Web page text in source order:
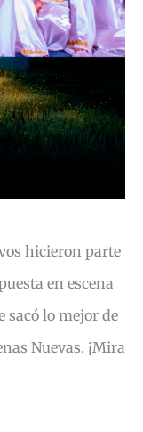
hicieron parte
en escena
sacó lo mejor de
Nuevas. ¡Mira